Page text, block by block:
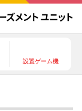
設置ゲーム機